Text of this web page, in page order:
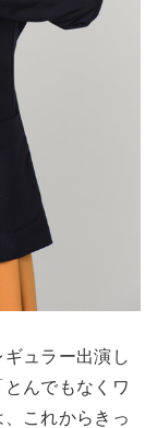
ュラー出演し
んでもなくワ
これからきっ